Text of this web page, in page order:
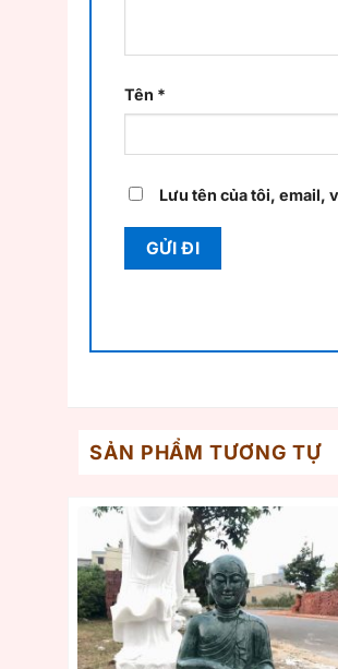
Tên *
Lưu tên của tôi, email,
SẢN PHẨM TƯƠNG TỰ